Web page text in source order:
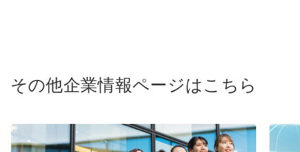
その他企業情報ページはこちら